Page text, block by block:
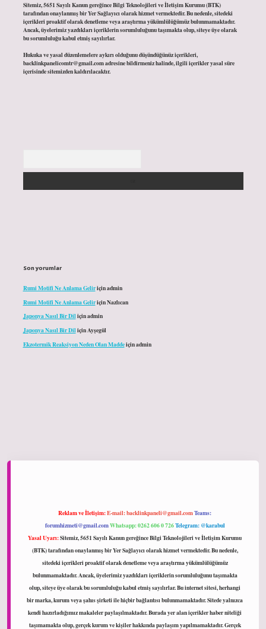
Sitemiz, 5651 Sayılı Kanun gereğince Bilgi Teknolojileri ve İletişim Kurumu (BTK)
tarafından onaylanmış bir Yer Sağlayıcı olarak hizmet vermektedir. Bu nedenle, sitedeki
içerikleri proaktif olarak denetleme veya araştırma yükümlülüğümüz bulunmamaktadır.
Ancak, üyelerimiz yazdıkları içeriklerin sorumluluğunu taşımakta olup, siteye üye olarak
bu sorumluluğu kabul etmiş sayılırlar.
Hukuka ve yasal düzenlemelere aykırı olduğunu düşündüğünüz içerikleri,
backlinkpanelicomtr@gmail.comadresine bildirmeniz halinde, ilgili içerikler yasal süre
içerisinde sitemizden kaldırılacaktır.
Son yorumlar
Rumi Motifi Ne Anlama Geliriçinadmin
Rumi Motifi Ne Anlama GeliriçinNazlıcan
Japonya Nasıl Bir Diliçinadmin
Japonya Nasıl Bir DiliçinAyşegül
Ekzotermik Reaksiyon Neden Olan Maddeiçinadmin
Reklam ve İletişim:E-mail:backlinkpaneli@gmail.comTeams:
forumhizmeti@gmail.comWhatsapp: 0262 606 0 726Telegram: @karabul
Yasal Uyarı:Sitemiz, 5651 Sayılı Kanun gereğince Bilgi Teknolojileri ve İletişim Kurumu
(BTK) tarafından onaylanmış bir Yer Sağlayıcı olarak hizmet vermektedir. Bu nedenle,
sitedeki içerikleri proaktif olarak denetleme veya araştırma yükümlülüğümüz
bulunmamaktadır. Ancak, üyelerimiz yazdıkları içeriklerin sorumluluğunu taşımakta
olup, siteye üye olarak bu sorumluluğu kabul etmiş sayılırlar. Bu internet sitesi, herhangi
bir marka, kurum veya şahıs şirketi ile hiçbir bağlantısı bulunmamaktadır. Sitede yalnızca
kendi hazırladığımız makaleler paylaşılmaktadır. Burada yer alan içerikler haber niteliği
taşımamakta olup, gerçek kurum ve kişiler hakkında paylaşım yapılmamaktadır. Gerçek